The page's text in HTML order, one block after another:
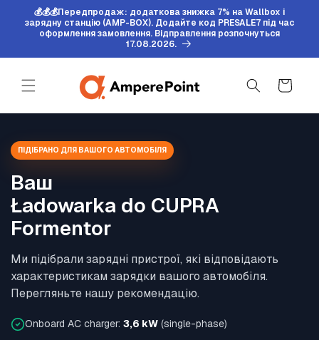
змісту
💰💰💰Передпродаж: додаткова знижка 7% на Wallbox і
зарядну станцію (AMP-BOX). Додайте код PRESALE7 під час
оформлення замовлення. Відправлення розпочнуться
17.08.2026.
Кошик
ПІДІБРАНО ДЛЯ ВАШОГО АВТОМОБІЛЯ
Ваш
Ładowarka do CUPRA
Formentor
Ми підібрали зарядні пристрої, які відповідають
характеристикам зарядки вашого автомобіля.
Перегляньте нашу рекомендацію.
Onboard AC charger: 3,6 kW (single-phase)